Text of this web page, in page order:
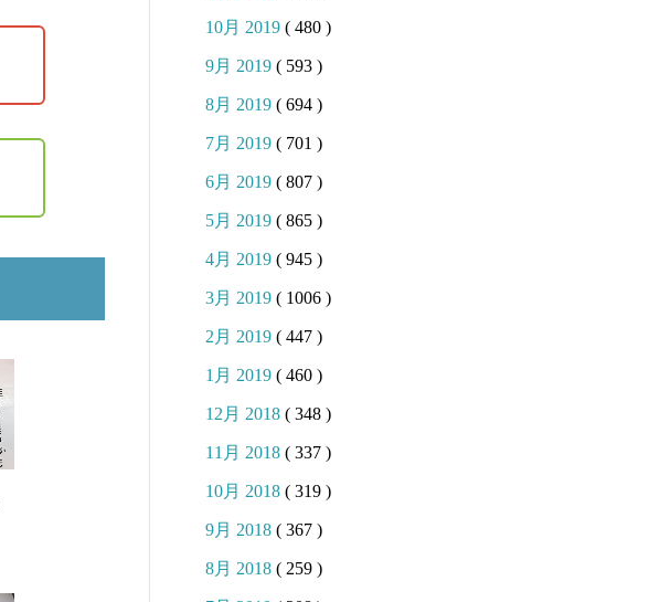
10月 2019 ( 480 )
9月 2019 ( 593 )
8月 2019 ( 694 )
7月 2019 ( 701 )
6月 2019 ( 807 )
5月 2019 ( 865 )
4月 2019 ( 945 )
3月 2019 ( 1006 )
2月 2019 ( 447 )
1月 2019 ( 460 )
12月 2018 ( 348 )
11月 2018 ( 337 )
10月 2018 ( 319 )
9月 2018 ( 367 )
8月 2018 ( 259 )